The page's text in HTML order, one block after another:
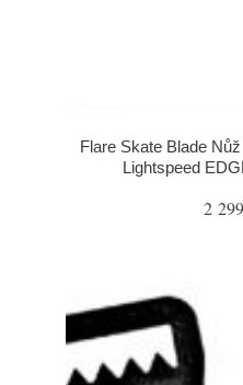
Flare Skate Blade
Lightspeed
2